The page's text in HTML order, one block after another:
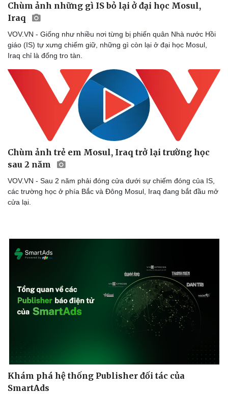
Chùm ảnh những gì IS bỏ lại ở đại học Mosul,
Iraq
VOV.VN - Giống như nhiều nơi từng bị phiến quân Nhà nước Hồi
giáo (IS) tự xưng chiếm giữ, những gì còn lại ở đại học Mosul,
Iraq chỉ là đống tro tàn.
Chùm ảnh trẻ em Mosul, Iraq trở lại trường học
sau 2 năm
VOV.VN - Sau 2 năm phải đóng cửa dưới sự chiếm đóng của IS,
các trường học ở phía Bắc và Đông Mosul, Iraq đang bắt đầu mở
cửa lại.
Khám phá hệ thống Publisher đối tác của
SmartAds